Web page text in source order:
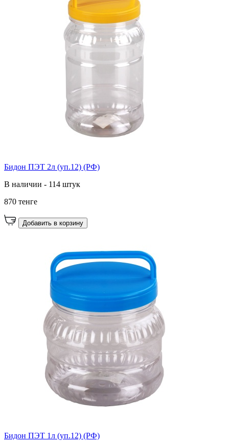
Бидон ПЭТ 2л (уп.12) (РФ)
В наличии - 114 штук
870 тенге
Добавить в корзину
Бидон ПЭТ 1л (уп.12) (РФ)